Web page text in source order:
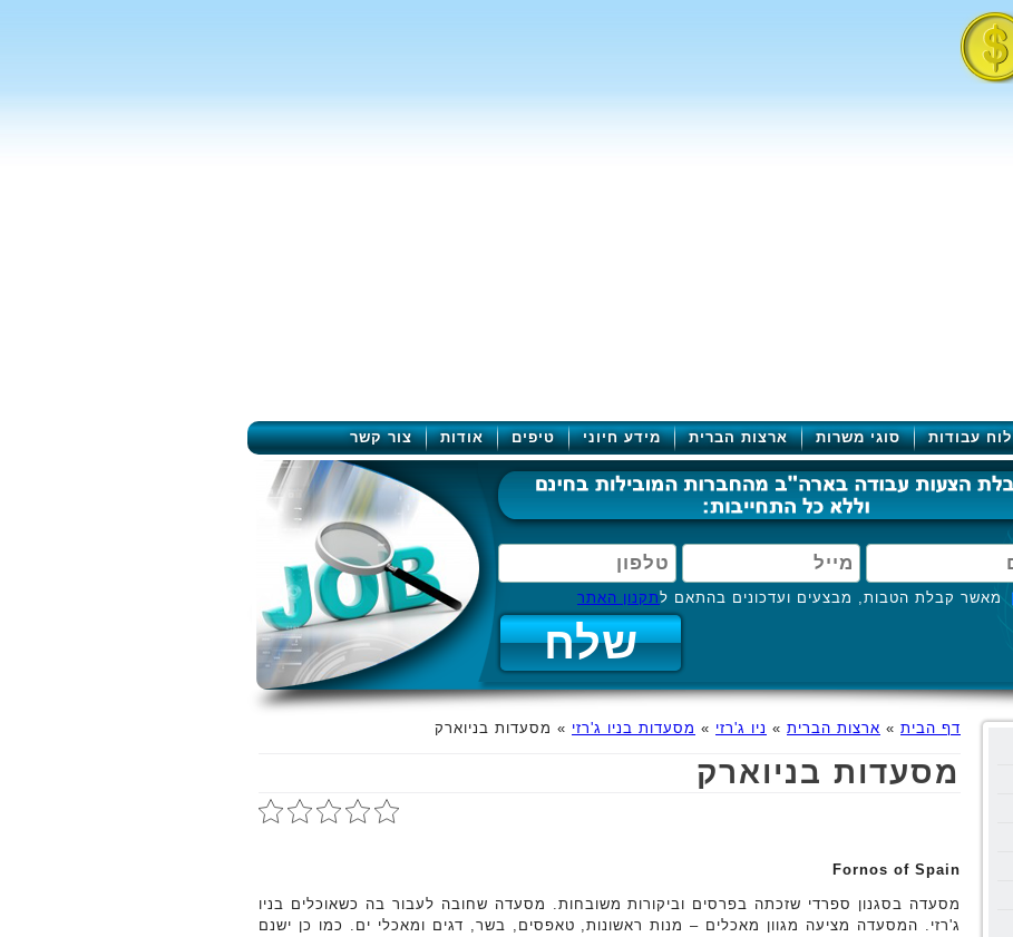
לוח עבודות סוגי משרות ארצות הברית מידע חיוני טיפים אודות צור קשר
מאשר קבלת הטבות, מבצעים ועדכונים בהתאם לתקנון האתר
דף הבית » ארצות הברית » ניו ג'רזי » מסעדות בניו ג'רזי » מסעדות בניוארק
מסעדות בניוארק
Fornos of Spain
מסעדה בסגנון ספרדי שזכתה בפרסים וביקורות משובחות. מסעדה שחובה לעבור בה כשאוכלים בניו
ג'רזי. המסעדה מציעה מגוון מאכלים – מנות ראשונות, טאפסים, בשר, דגים ומאכלי ים. כמו כן ישנם